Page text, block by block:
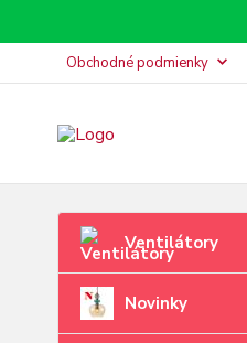
Obchodné podmienky
Ventilátory
Novinky